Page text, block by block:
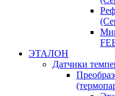
ЭТАЛОН
Датчики